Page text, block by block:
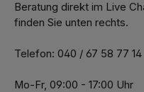
Beratung direkt im Live
finden Sie unten rechts.
Telefon: 040 / 67 58 77 14
Mo-Fr, 09:00 - 17:00 Uhr